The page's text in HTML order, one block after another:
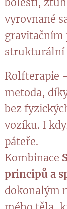
bolesti,
vyrovnané
gravitačním
strukturální
Rolfterapie
metoda,
bez
vozíku. I
páteře.
Kombinace
principů a
dokonalým